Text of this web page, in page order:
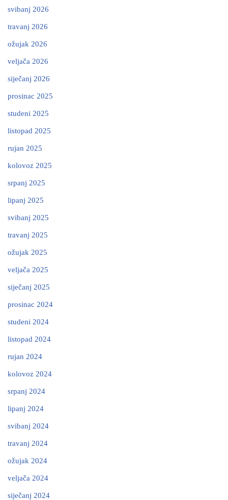
svibanj 2026
travanj 2026
ožujak 2026
veljača 2026
siječanj 2026
prosinac 2025
studeni 2025
listopad 2025
rujan 2025
kolovoz 2025
srpanj 2025
lipanj 2025
svibanj 2025
travanj 2025
ožujak 2025
veljača 2025
siječanj 2025
prosinac 2024
studeni 2024
listopad 2024
rujan 2024
kolovoz 2024
srpanj 2024
lipanj 2024
svibanj 2024
travanj 2024
ožujak 2024
veljača 2024
siječanj 2024